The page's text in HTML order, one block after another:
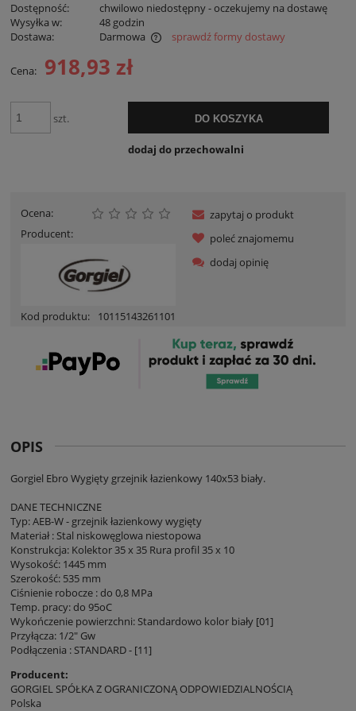
Dostępność:
chwilowo niedostępny - oczekujemy na dostawę
Wysyłka w:
48 godzin
Dostawa:
Darmowa
sprawdź formy dostawy
Cena: 918,93 zł
szt. DO KOSZYKA
dodaj do przechowalni
Ocena:
Producent:
Kod produktu: 10115143261101
zapytaj o produkt
poleć znajomemu
dodaj opinię
OPIS
Gorgiel Ebro Wygięty grzejnik łazienkowy 140x53 biały.
DANE TECHNICZNE
Typ: AEB-W - grzejnik łazienkowy wygięty
Materiał : Stal niskowęglowa niestopowa
Konstrukcja: Kolektor 35 x 35 Rura profil 35 x 10
Wysokość: 1445 mm
Szerokość: 535 mm
Ciśnienie robocze : do 0,8 MPa
Temp. pracy: do 95oC
Wykończenie powierzchni: Standardowo kolor biały [01]
Przyłącza: 1/2" Gw
Podłączenia : STANDARD - [11]
Producent:
GORGIEL SPÓŁKA Z OGRANICZONĄ ODPOWIEDZIALNOŚCIĄ
Polska